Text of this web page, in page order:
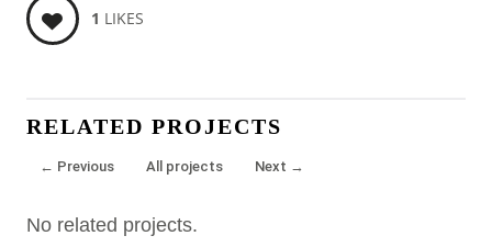
1 LIKES
RELATED PROJECTS
← Previous All projects Next →
No related projects.